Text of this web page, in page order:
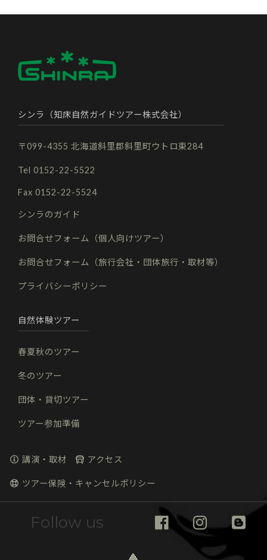
シンラ（知床自然ガイドツアー株式会社）
〒099-4355 北海道斜里郡斜里町ウトロ東284
Tel 0152-22-5522
Fax 0152-22-5524
シンラのガイド
お問合せフォーム（個人向けツアー）
お問合せフォーム（旅行会社・団体旅行・取材等）
プライバシーポリシー
自然体験ツアー
春夏秋のツアー
冬のツアー
団体・貸切ツアー
ツアー参加準備
講演・取材 アクセス
ツアー保険・キャンセルポリシー
Follow us